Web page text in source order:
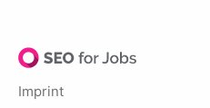
Imprint